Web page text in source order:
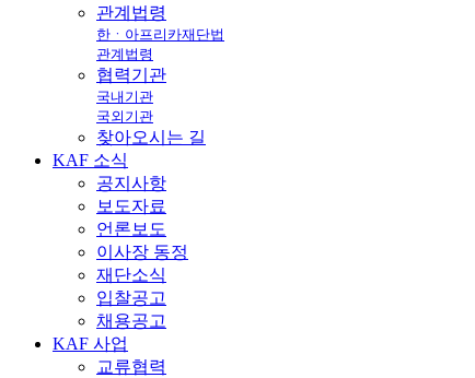
관계법령
한ㆍ아프리카재단법
관계법령
협력기관
국내기관
국외기관
찾아오시는 길
KAF 소식
공지사항
보도자료
언론보도
이사장 동정
재단소식
입찰공고
채용공고
KAF 사업
교류협력